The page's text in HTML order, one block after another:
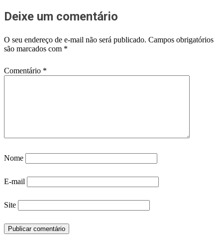
Deixe um comentário
O seu endereço de e-mail não será publicado. Campos obrigatórios
são marcados com *
Comentário *
Nome
E-mail
Site